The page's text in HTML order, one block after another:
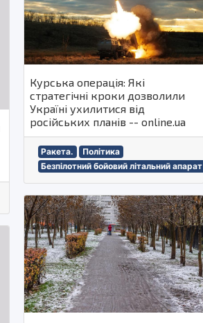
Курська операція: Які
стратегічні кроки дозволили
Україні ухилитися від
російських планів -- online.ua
Ракета.
Політика
Безпілотний бойовий літальний апарат